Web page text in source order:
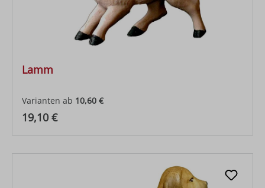
Lamm
Varianten ab 10,60 €
Regulärer Preis:
19,10 €